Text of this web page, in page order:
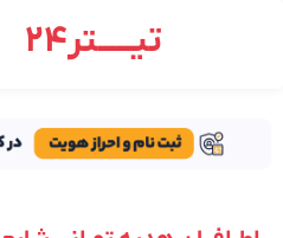
تیـــــتر24